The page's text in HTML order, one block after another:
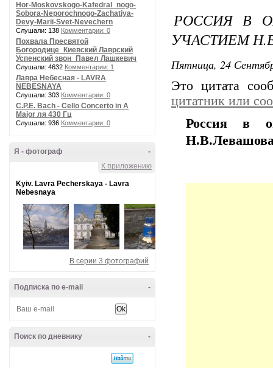
Hor-Moskovskogo-Kafedral_nogo-
Sobora-Neporochnogo-Zachatiya-
Devy-Marii-Svet-Nevechern
Слушали: 138 Комментарии: 0
Похвала Пресвятой
Богородице_Киевский Лаврский
Успенский звон_Павел Лашкевич
Слушали: 4632 Комментарии: 1
Лавра Небесная - LAVRA
NEBESNAYA
Слушали: 303 Комментарии: 0
C.P.E. Bach - Cello Concerto in A
Major ля 430 Гц
Слушали: 936 Комментарии: 0
-
Я - фотограф
К приложению
Kyiv. Lavra Pecherskaya - Lavra
Nebesnaya
В серии 3 фотографий
-
Подписка по e-mail
-
Поиск по дневнику
РОССИЯ В
УЧАСТИЕМ
Пятница, 24
Это цитата
цитатник или
Россия в